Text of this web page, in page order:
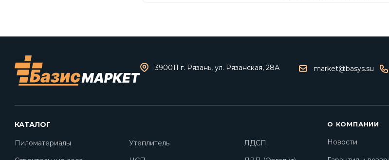
390011 г. Рязань, ул. Рязанская, 28А market@basys.su
КАТАЛОГ
Пиломатериалы Утеплитель
ЛДСП
О КОМПАНИИ
Новости